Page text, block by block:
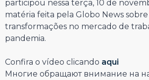
participou nessa terça, 10 de
matéria feita pela Globo News sobre
transformações no mercado de
pandemia.
Confira o vídeo clicando aqui
Многие обращают внимание на